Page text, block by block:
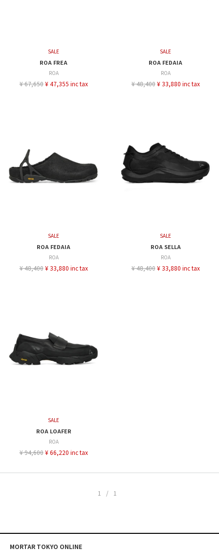
SALE
ROA FREA
ROA
¥ 67,650 ¥ 47,355 inc tax
SALE
ROA FEDAIA
ROA
¥ 48,400 ¥ 33,880 inc tax
SALE
ROA FEDAIA
ROA
¥ 48,400 ¥ 33,880 inc tax
SALE
ROA SELLA
ROA
¥ 48,400 ¥ 33,880 inc tax
SALE
ROA LOAFER
ROA
¥ 94,600 ¥ 66,220 inc tax
1/1
MORTAR TOKYO ONLINE